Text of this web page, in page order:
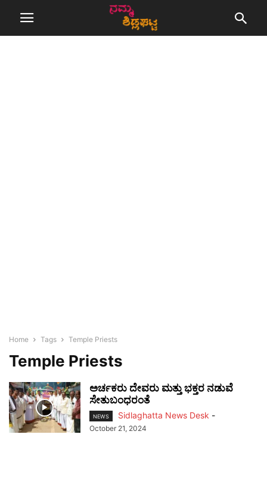
Home Tags Temple Priests
Temple Priests
ಅರ್ಚಕರು ದೇವರು ಮತ್ತು ಭಕ್ತರ ನಡುವೆ
ಸೇತುಬಂಧರಂತೆ
NEWS Sidlaghatta News Desk -
October 21, 2024